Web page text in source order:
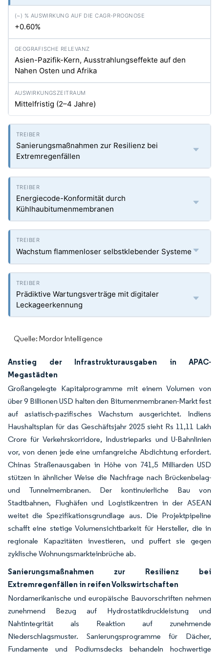
+0.60%
Asien-Pazifik-Kern, Ausstrahlungseffekte auf den
Nahen Osten und Afrika
Mittelfristig (2–4 Jahre)
Sanierungsmaßnahmen zur Resilienz bei
Extremregenfällen
Energiecode-Konformität durch
Kühlhaubitumenmembranen
Wachstum flammenloser selbstklebender Systeme
Prädiktive Wartungsverträge mit digitaler
Leckageerkennung
Quelle: Mordor Intelligence
Anstieg der Infrastrukturausgaben in APAC-
Megastädten
Großangelegte Kapitalprogramme mit einem Volumen von
über 9 Billionen USD halten den Bitumenmembranen-Markt fest
auf asiatisch-pazifisches Wachstum ausgerichtet. Indiens
Haushaltsplan für das Geschäftsjahr 2025 sieht Rs 11,11 Lakh
Crore für Verkehrskorridore, Industrieparks und U-Bahnlinien
vor, von denen jede eine umfangreiche Abdichtung erfordert.
Chinas Straßenausgaben in Höhe von 741,5 Milliarden USD
stützen in ähnlicher Weise die Nachfrage nach Brückenbelag-
und Tunnelmembranen. Der kontinuierliche Bau von
Stadtbahnen, Flughäfen und Logistikzentren in der ASEAN
weitet die Spezifikationsgrundlage aus. Die Projektpipeline
schafft eine stetige Volumensichtbarkeit für Hersteller, die in
regionale Kapazitäten investieren, und puffert sie gegen
zyklische Wohnungsmarkteinbrüche ab.
Sanierungsmaßnahmen zur Resilienz bei
Extremregenfällen in reifen Volkswirtschaften
Nordamerikanische und europäische Bauvorschriften nehmen
zunehmend Bezug auf Hydrostatikdruckleistung und
Nahtintegrität als Reaktion auf zunehmende
Niederschlagsmuster. Sanierungsprogramme für Dächer,
Fundamente und Podiumsdecks behandeln hochwertige